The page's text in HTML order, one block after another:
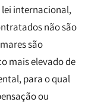
lei internacional,
não são
são
mais elevado de
para o qual
ou